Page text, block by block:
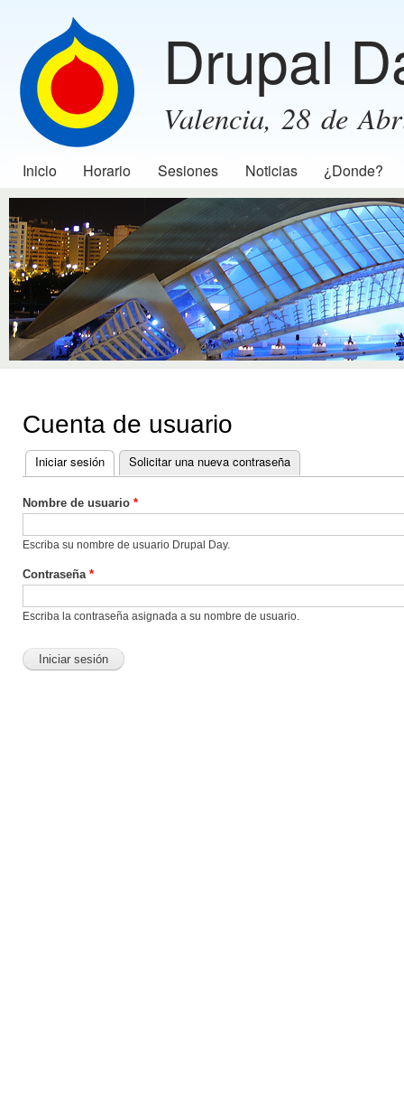
Drupal
Valencia, 28 de
Menú principal
Inicio Horario Sesiones Noticias ¿Donde?
Cuenta de usuario
Solapas principales
Iniciar sesión (solapa activa)
Solicitar una nueva contraseña
Nombre de usuario *
Escriba su nombre de usuario Drupal Day.
Contraseña *
Escriba la contraseña asignada a su nombre de usuario.